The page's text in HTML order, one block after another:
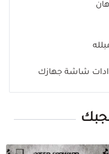
شاشة جهازك